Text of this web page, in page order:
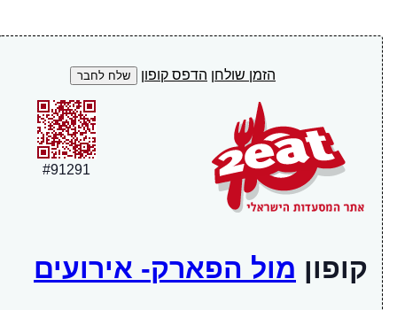
הזמן שולחן הדפס קופון
#91291
קופון מול הפארק- אירועים